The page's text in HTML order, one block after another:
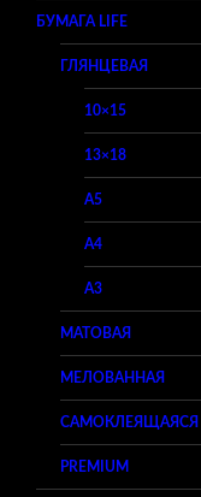
БУМАГА LIFE
ГЛЯНЦЕВАЯ
10×15
13×18
A5
A4
A3
МАТОВАЯ
МЕЛОВАННАЯ
САМОКЛЕЯЩАЯСЯ
PREMIUM